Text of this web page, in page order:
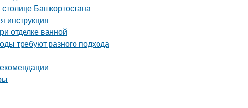
Башкортостана
инструкция
отделке ванной
требуют разного подхода